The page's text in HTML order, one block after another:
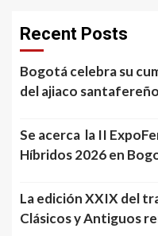
Recent Posts
Bogotá celebra su
del ajiaco santafereño
Se acerca la II
Híbridos 2026 en
La edición XXIX del
Clásicos y Antiguos